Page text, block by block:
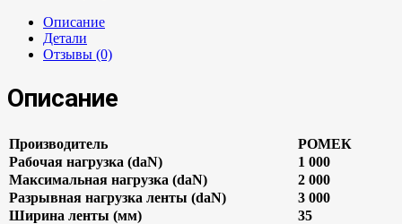
Описание
Детали
Отзывы (0)
Описание
Производитель
РОМЕК
Рабочая нагрузка (daN)
1 000
Максимальная нагрузка (daN)
2 000
Разрывная нагрузка ленты (daN)
3 000
Ширина ленты (мм)
35